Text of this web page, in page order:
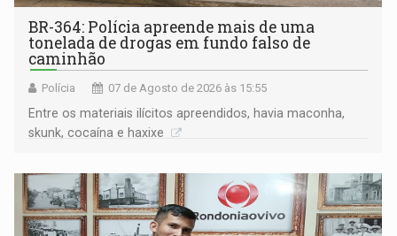
BR-364: Polícia apreende mais de uma
tonelada de drogas em fundo falso de
caminhão
Polícia 07 de Agosto de 2026 às 15:55
Entre os materiais ilícitos apreendidos, havia maconha,
skunk, cocaína e haxixe